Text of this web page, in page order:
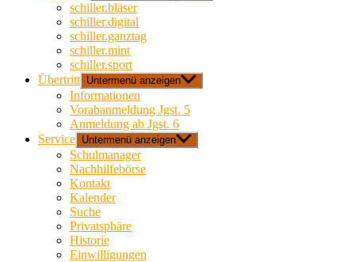
schiller.bläser
schiller.digital
schiller.ganztag
schiller.mint
schiller.sport
Übertritt Untermenü anzeigen
Informationen
Vorabanmeldung Jgst. 5
Anmeldung ab Jgst. 6
Service Untermenü anzeigen
Schulmanager
Nachhilfebörse
Kontakt
Kalender
Suche
Privatsphäre
Historie
Einwilligungen